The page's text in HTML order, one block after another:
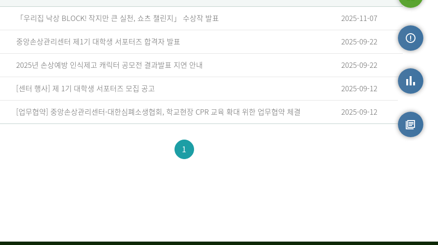
「우리집 낙상 BLOCK! 작지만 큰 실천, 쇼츠 챌린지」 수상작 발표 2025-11-07
중앙손상관리센터 제1기 대학생 서포터즈 합격자 발표 2025-09-22
2025년 손상예방 인식제고 캐릭터 공모전 결과발표 지연 안내 2025-09-22
[센터 행사] 제 1기 대학생 서포터즈 모집 공고 2025-09-12
[업무협약] 중앙손상관리센터-대한심폐소생협회, 학교현장 CPR 교육 확대 위한 업무협약 체결 2025-09-12
1